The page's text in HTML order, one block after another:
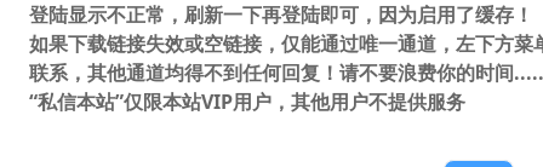
语言中文版 视频剪辑软件
登陆显示不正常，刷新一下再登陆即可，因为启用了缓存！
如果下载链接失效或空链接，仅能通过唯一通道，左下方菜
联系，其他通道均得不到任何回复！请不要浪费你的时间
“私信本站”仅限本站VIP用户，其他用户不提供服务